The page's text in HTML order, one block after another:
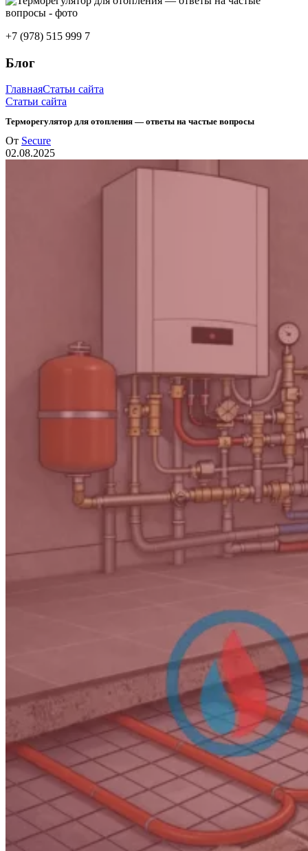
+7 (978) 515 999 7
Блог
ГлавнаяСтатьи сайта
Статьи сайта
Терморегулятор для отопления — ответы на частые вопросы
От Secure
02.08.2025